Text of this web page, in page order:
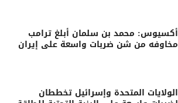
أكسيوس: محمد بن سلمان أبلغ ترامب
مخاوفه من شن ضربات واسعة على إيران
الولايات المتحدة وإسرائيل تخططان